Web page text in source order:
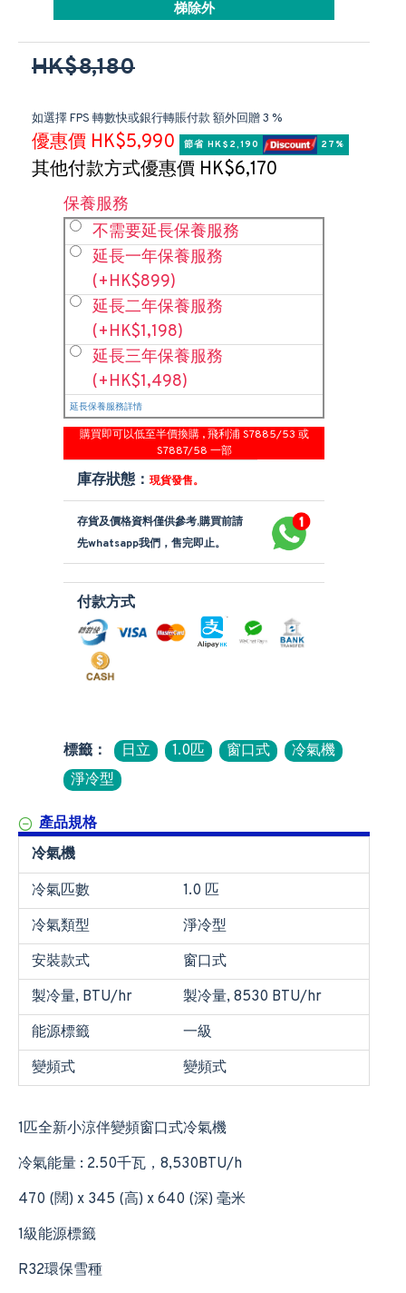
梯除外
HK$8,180
如選擇 FPS 轉數快或銀行轉賬付款 額外回贈 3 %
優惠價 HK$5,990 節省 HK$2,190 27%
其他付款方式優惠價 HK$6,170
保養服務
不需要延長保養服務
延長一年保養服務
(+HK$899)
延長二年保養服務
(+HK$1,198)
延長三年保養服務
(+HK$1,498)
延長保養服務詳情
購買即可以低至半價換購 , 飛利浦 S7885/53 或
S7887/58 一部
庫存狀態： 現貨發售。
存貨及價格資料僅供參考,購買前請
先whatsapp我們，售完即止。
付款方式
標籤： 日立 1.0匹 窗口式
冷氣機
淨冷型
產品規格
冷氣機
冷氣匹數
1.0 匹
冷氣類型
淨冷型
安裝款式
窗口式
製冷量, BTU/hr
製冷量, 8530 BTU/hr
能源標籤
一級
變頻式
變頻式
1匹全新小涼伴變頻窗口式冷氣機
冷氣能量 : 2.50千瓦，8,530BTU/h
470 (闊) x 345 (高) x 640 (深) 毫米
1級能源標籤
R32環保雪種